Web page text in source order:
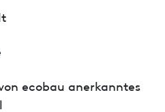
ecobau anerkanntes